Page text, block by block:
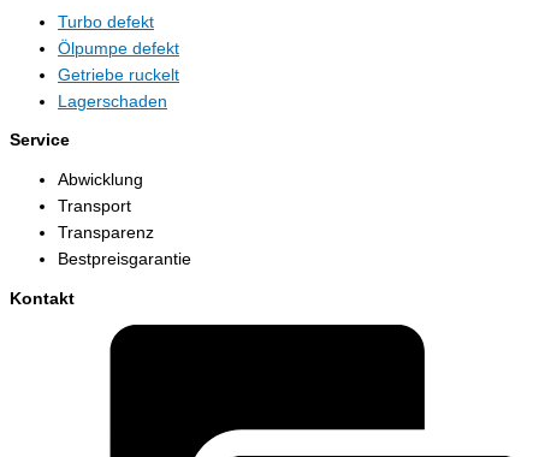
Turbo defekt
Ölpumpe defekt
Getriebe ruckelt
Lagerschaden
Service
Abwicklung
Transport
Transparenz
Bestpreisgarantie
Kontakt